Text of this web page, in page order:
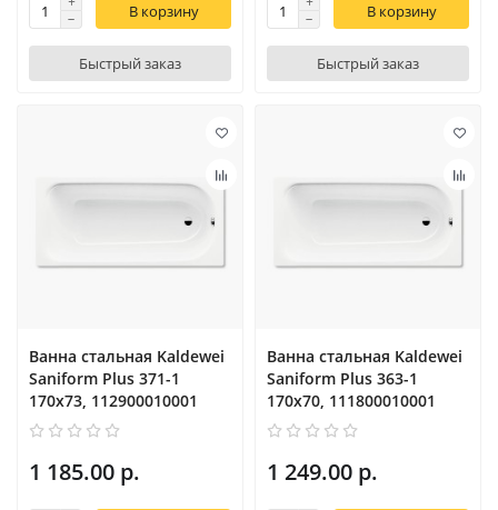
В корзину
Быстрый заказ
В корзину
Быстрый заказ
Ванна стальная Kaldewei
Saniform Plus 371-1
170x73, 112900010001
1 185.00 р.
Ванна стальная Kaldewei
Saniform Plus 363-1
170x70, 111800010001
1 249.00 р.